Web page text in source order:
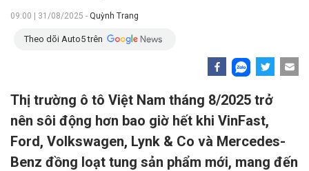
09:00 | 31/08/2025 - Quỳnh Trang
Theo dõi Auto5 trên
Thị trường ô tô Việt Nam tháng 8/2025 trở
nên sôi động hơn bao giờ hết khi VinFast,
Ford, Volkswagen, Lynk & Co và Mercedes-
Benz đồng loạt tung sản phẩm mới, mang đến